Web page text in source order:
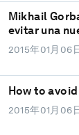
Mikhail
evitar una
2015年01月06
How to
2015年01月06